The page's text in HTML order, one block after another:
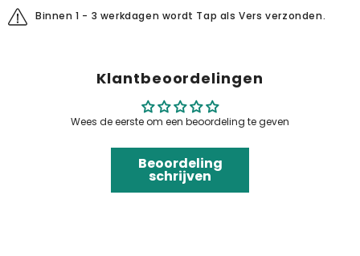
Binnen 1 - 3 werkdagen wordt Tap als Vers verzonden.
Klantbeoordelingen
Wees de eerste om een beoordeling te geven
Beoordeling
schrijven